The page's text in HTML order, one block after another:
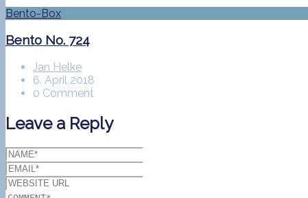
Bento-Box
Bento No. 724
Jan Helke
6. April 2018
0 Comment
Leave a Reply